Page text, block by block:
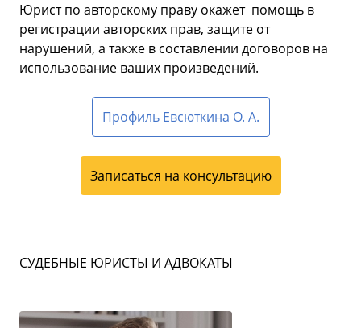
Юрист по авторскому праву окажет помощь в
регистрации авторских прав, защите от
нарушений, а также в составлении договоров на
использование ваших произведений.
Профиль Евсюткина О. А.
Записаться на консультацию
СУДЕБНЫЕ ЮРИСТЫ И АДВОКАТЫ